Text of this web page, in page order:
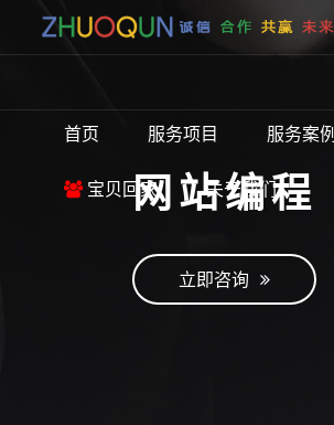
首页 服务项目 服务案例
宝贝回家 关于我们
网站编程
立即咨询